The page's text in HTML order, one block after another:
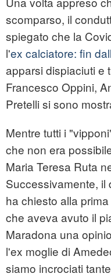
scomparso, il
spiegato che la
l'ex calciatore: fin
apparsi dispiaciuti e
Francesco Oppini,
Pretelli si sono
Mentre tutti i
che non era
Maria Teresa Ruta
Successivamente, il
ha chiesto alla
che aveva avuto il
Maradona una
l'ex moglie di
siamo incrociati